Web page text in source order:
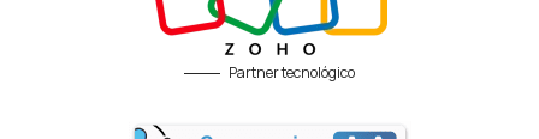
Partner tecnológico